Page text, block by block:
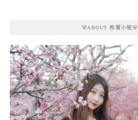
🐻ABOUT 熊寶小榆🐻